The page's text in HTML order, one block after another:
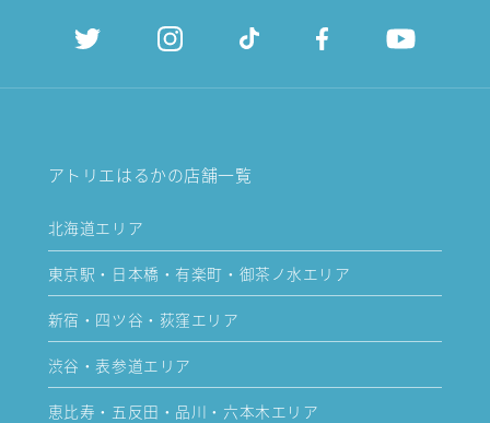
アトリエはるかの店舗一覧
北海道エリア
東京駅・日本橋・有楽町・御茶ノ水エリア
新宿・四ツ谷・荻窪エリア
渋谷・表参道エリア
恵比寿・五反田・品川・六本木エリア